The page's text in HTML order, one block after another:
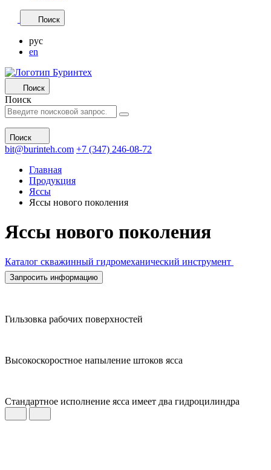
Поиск
рус
en
Поиск
Поиск
Поиск
bit@burinteh.com +7 (347) 246-08-72
Главная
Продукция
Яссы
Яссы нового поколения
Яссы нового поколения
Каталог скважинный гидромеханический инструмент
Запросить информацию
Гильзовка рабочих поверхностей
Высокоскоростное напыление штоков ясса
Стандартное исполнение ясса имеет два гидроцилиндра